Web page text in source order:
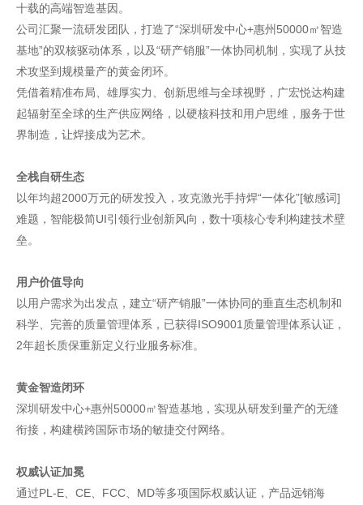
十载的高端智造基因。
公司汇聚一流研发团队，打造了“深圳研发中心+惠州50000㎡智造
基地”的双核驱动体系，以及“研产销服”一体协同机制，实现了从技
术攻坚到规模量产的黄金闭环。
凭借着精准布局、雄厚实力、创新思维与全球视野，广宏悦达构建
起辐射至全球的生产供应网络，以硬核科技和用户思维，服务于世
界制造，让焊接成为艺术。
全栈自研生态
以年均超2000万元的研发投入，攻克激光手持焊“一体化”[敏感词]
难题，智能极简UI引领行业创新风向，数十项核心专利构建技术壁
垒。
用户价值导向
以用户需求为出发点，建立“研产销服”一体协同的垂直生态机制和
科学、完善的质量管理体系，已获得ISO9001质量管理体系认证，
2年超长质保重新定义行业服务标准。
黄金智造闭环
深圳研发中心+惠州50000㎡智造基地，实现从研发到量产的无缝
衔接，构建横跨国际市场的敏捷交付网络。
权威认证加冕
通过PL-E、CE、FCC、MD等多项国际权威认证，产品远销海